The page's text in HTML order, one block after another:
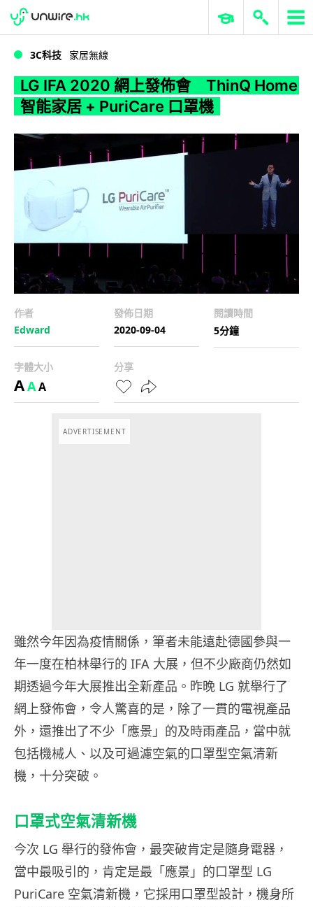
WWDC 2026 ERP 與商業 AI
3C科技 家居無線
LG IFA 2020 網上發佈會 ThinQ Home
智能家居 + PuriCare 口罩機
作者
Edward
發佈日期
2020-09-04
閱讀時間
5分鐘
字體大小
AAA
分享
ADVERTISEMENT
雖然今年因為疫情關係，筆者未能遠赴德國參與一
年一度在柏林舉行的 IFA 大展，但不少廠商仍然如
期透過今年大展推出全新產品。昨晚 LG 就舉行了
網上發佈會，令人驚喜的是，除了一貫的電視產品
外，還推出了不少「應景」的及時雨產品，當中就
包括機械人、以及可過濾空氣的口罩型空氣清新
機，十分突破。
口罩式空氣清新機
今次 LG 舉行的發佈會，最突破肯定是隨身電器，
當中最吸引的，肯定是最「應景」的口罩型 LG
PuriCare 空氣清新機，它採用口罩型設計，機身所